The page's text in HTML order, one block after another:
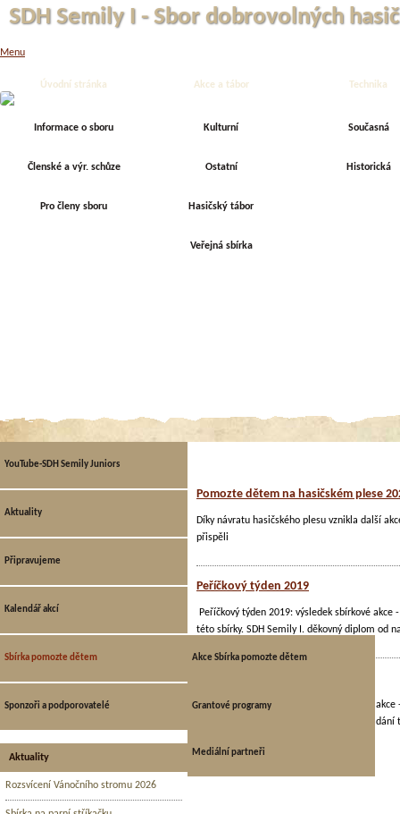
Menu
Úvodní stránka
Informace o sboru
Členské a výr. schůze
Pro členy sboru
Akce a tábor
Kulturní
Ostatní
Hasičský tábor
Veřejná sbírka
Technika
Současná
Historická
SDH Semily I - Sbor dobrovolných
Pomozte dětem na hasičském plese
Díky návratu hasičského plesu vznikla další
přispěli
Peříčkový týden 2019
Peříčkový týden 2019: výsledek sbírkové
této sbírky. SDH Semily I. děkovný diplom od
Peříčkový týden 2017: výsledek sbírkové
Děkujeme našim členům sboru za
YouTube-SDH Semily Juniors
Aktuality
Připravujeme
Kalendář akcí
Sbírka pomozte dětem Akce Sbírka pomozte dětem
Aktuální sbírka
Archiv Sbírka pomozte dětem
Sponzoři a podporovatelé Grantové programy
Mediální partneři
Aktuality
Rozsvícení Vánočního stromu 2026